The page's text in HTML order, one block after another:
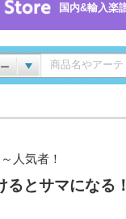
国内&輸入楽
人気者！
るとサマになる